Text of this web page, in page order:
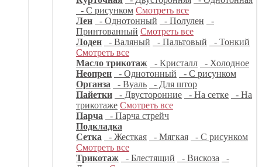
- С рисунком Смотреть все
Лен
- Однотонный - Полулен
-
Принтованный Смотреть все
Лоден
- Валяный - Пальтовый
- Тонкий
Смотреть все
Масло трикотаж
- Кристалл
- Холодное
Неопрен
- Однотонный
- С рисунком
Органза
- Вуаль
- Для штор
Пайетки
- Двусторонние - На сетке
- На
трикотаже Смотреть все
Парча
- Парча стрейч
Подкладка
Сетка
- Жесткая - Мягкая
- С рисунком
Смотреть все
Трикотаж
- Блестящий - Вискоза
-